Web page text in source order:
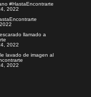
#HastaEncontrarte
2022
llamado a
2022
lavado de imagen al
2022